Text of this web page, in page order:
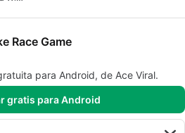
Race Game
para Android, de Ace Viral.
gratis para Android